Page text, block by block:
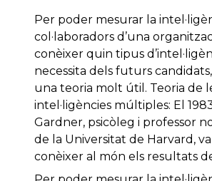
Per poder mesurar la
col·laboradors d’una
conèixer quin tipus
necessita dels futurs
una teoria molt útil. Teoria de
intel·ligències múltiples: El
Gardner, psicòleg i professor
de la Universitat de Harvard,
conèixer al món els resultats